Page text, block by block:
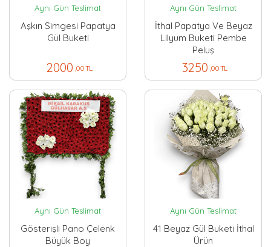
Aynı Gün Teslimat
Aşkın Simgesi Papatya
Gül Buketi
2000 ,00 TL
Aynı Gün Teslimat
İthal Papatya Ve Beyaz
Lilyum Buketi Pembe
Peluş
3250 ,00 TL
Aynı Gün Teslimat
Gösterişli Pano Çelenk
Büyük Boy
Aynı Gün Teslimat
41 Beyaz Gül Buketi İthal
Ürün